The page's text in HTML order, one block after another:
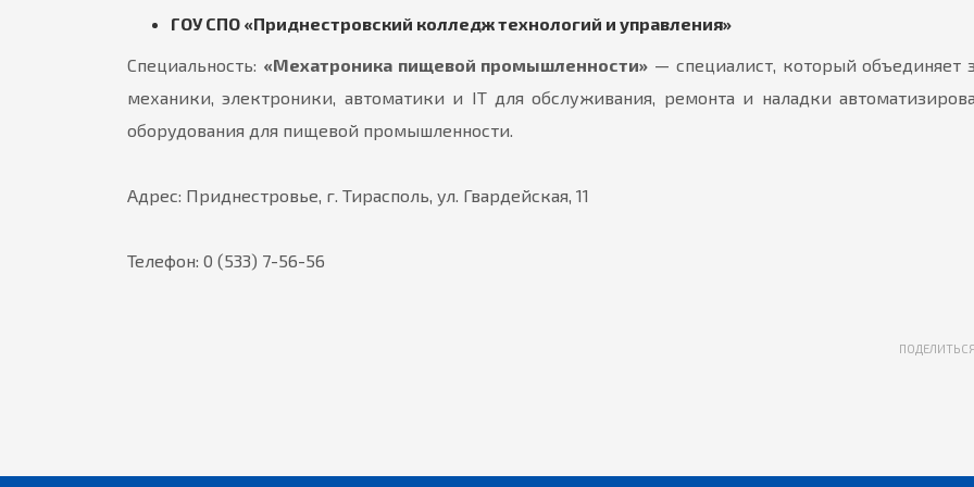
ГОУ СПО «Приднестровский колледж технологий и управления»
Специальность: «Мехатроника пищевой промышленности» — специалист, который объединяет
механики, электроники, автоматики и IT для обслуживания, ремонта и наладки
оборудования для пищевой промышленности.
Адрес: Приднестровье, г. Тирасполь, ул. Гвардейская, 11
Телефон: 0 (533) 7-56-56
ПОДЕЛИТЬСЯ